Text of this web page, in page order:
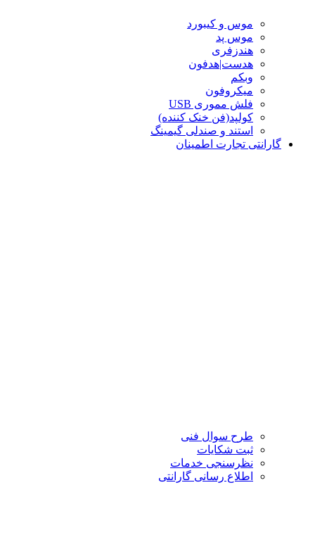
موس و کیبورد
موس پد
هندزفری
هدست|هدفون
وبکم
میکروفون
فلش مموری USB
کولپد(فن خنک کننده)
استند و صندلی گیمینگ
گارانتی تجارت اطمینان
طرح سوال فنی
ثبت شکایات
نظرسنجی خدمات
اطلاع رسانی گارانتی